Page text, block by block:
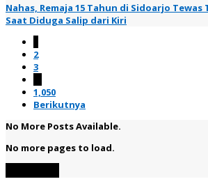
Nahas, Remaja 15 Tahun di Sidoarjo
Saat Diduga Salip dari Kiri
2
3
1,050
Berikutnya
No More Posts Available.
No more pages to load.